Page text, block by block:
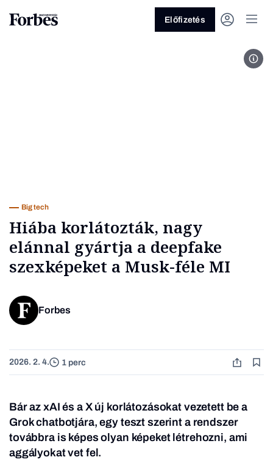
Előfizetés
Big tech
Hiába korlátozták, nagy
elánnal gyártja a deepfake
szexképeket a Musk-féle MI
Forbes
2026. 2. 4. 1 perc
Bár az xAI és a X új korlátozásokat vezetett be a
Grok chatbotjára, egy teszt szerint a rendszer
továbbra is képes olyan képeket létrehozni, ami
aggályokat vet fel.